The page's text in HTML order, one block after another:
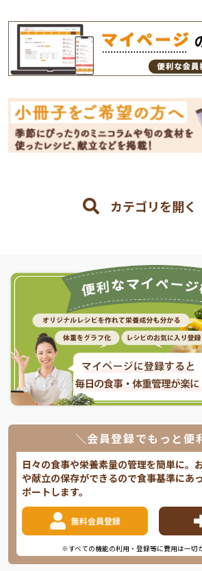
カテゴリを開く
＼会員登録でもっと便
日々の食事や栄養素量の管理を簡単に。
や献立の保存ができるので食事基準にあ
ポートします。
無料会員登録
※すべての機能の利用・登録等に費用は一切